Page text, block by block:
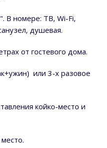
В номере: ТВ, Wi-Fi,
душевая.
от гостевого дома.
или 3-х разовое
койко-место и